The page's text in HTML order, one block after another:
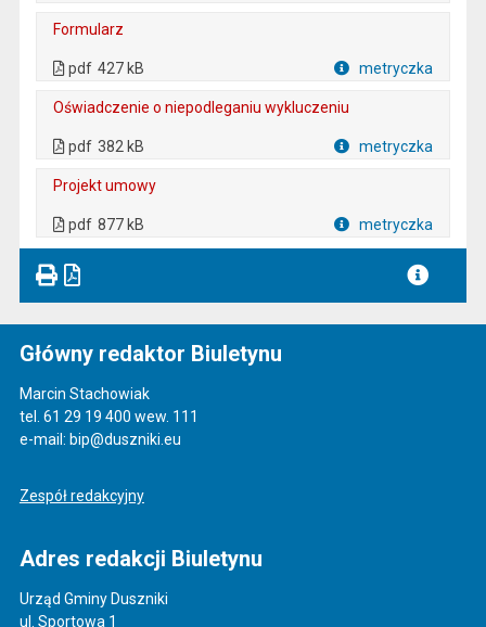
Formularz
pdf 427 kB metryczka
Oświadczenie o niepodleganiu wykluczeniu
pdf 382 kB metryczka
Projekt umowy
pdf 877 kB metryczka
Główny redaktor Biuletynu
Marcin Stachowiak
tel. 61 29 19 400 wew. 111
e-mail: bip@duszniki.eu
Zespół redakcyjny
Adres redakcji Biuletynu
Urząd Gminy Duszniki
ul. Sportowa 1